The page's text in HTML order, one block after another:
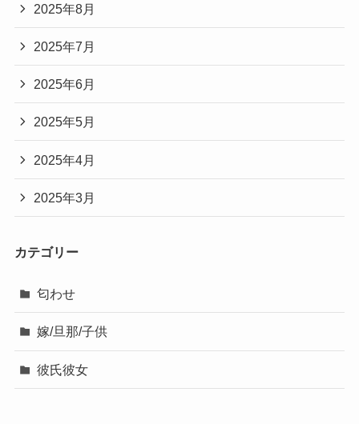
2025年8月
2025年7月
2025年6月
2025年5月
2025年4月
2025年3月
カテゴリー
匂わせ
嫁/旦那/子供
彼氏彼女